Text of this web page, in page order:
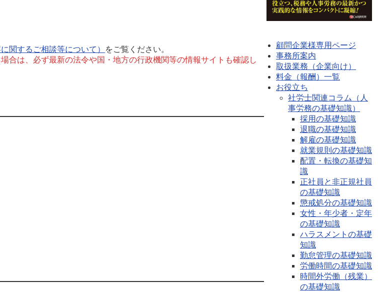
関するご相談等について）
をご覧ください。
合は、必ず最新の法令や国・地方の行政機関等の情報サイトも確認し
顧問企業様専用ページ
事務所案内
取扱業務（企業向け）
料金（報酬）一覧
お役立ち
社労士関連コラム（人
事労務の基礎知識）
採用の基礎知識
退職の基礎知識
解雇の基礎知識
就業規則の基礎知識
配置・転換の基礎知
識
正社員と非正規社員
の基礎知識
懲戒処分の基礎知識
女性・年少者・定年
の基礎知識
ハラスメントの基礎
知識
勤怠管理の基礎知識
労働時間の基礎知識
時間外労働（残業）
の基礎知識